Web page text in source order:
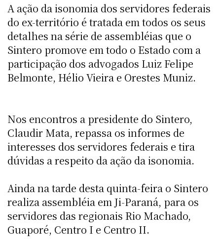
A ação da isonomia dos servidores federais
do ex-território é tratada em todos os seus
detalhes na série de assembléias que o
Sintero promove em todo o Estado com a
participação dos advogados Luiz Felipe
Belmonte, Hélio Vieira e Orestes Muniz.
Nos encontros a presidente do Sintero,
Claudir Mata, repassa os informes de
interesses dos servidores federais e tira
dúvidas a respeito da ação da isonomia.
Ainda na tarde desta quinta-feira o Sintero
realiza assembléia em Ji-Paraná, para os
servidores das regionais Rio Machado,
Guaporé, Centro I e Centro II.